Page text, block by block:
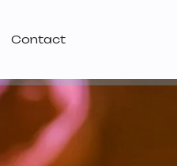
Contact